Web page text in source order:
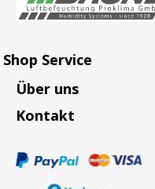
Shop Service
Über uns
Kontakt